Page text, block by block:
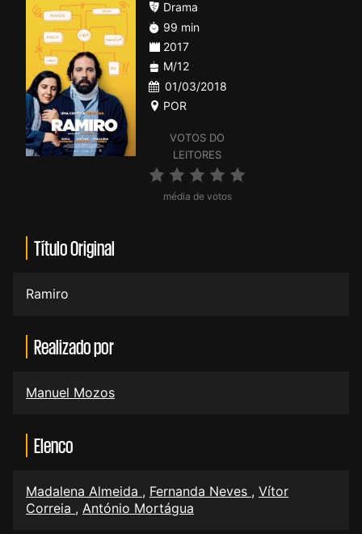
VOTOS DO
LEITORES
média de votos
Drama
99 min
2017
M/12
01/03/2018
POR
Título Original
Ramiro
Realizado por
Manuel Mozos
Elenco
Madalena Almeida , Fernanda Neves , Vítor
Correia , António Mortágua